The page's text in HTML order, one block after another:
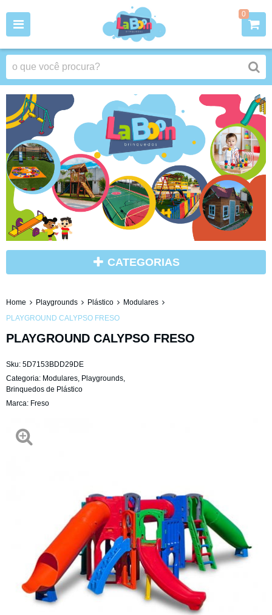
0
CATEGORIAS
Home Playgrounds Plástico
Modulares
PLAYGROUND CALYPSO FRESO
PLAYGROUND CALYPSO FRESO
Sku: 5D7153BDD29DE
Categoria: Modulares, Playgrounds,
Brinquedos de Plástico
Marca: Freso